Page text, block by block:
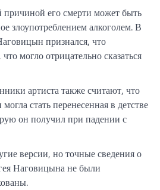
его смерти может быть
злоупотреблением алкоголем. В
признался, что
могло отрицательно сказаться
артиста также считают, что
стать перенесенная в детстве
он получил при падении с
версии, но точные сведения о
Наговицына не были